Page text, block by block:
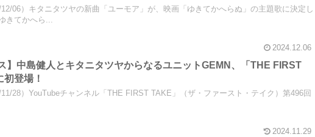
12/06）キタニタツヤの新曲「ユーモア」が、映画「ゆきてかへらぬ」の主題歌に決定し
きてかへら...
2024.12.06
】中島健人とキタニタツヤからなるユニットGEMN、「THE FIRST
登場！
11/28）YouTubeチャンネル「THE FIRST TAKE」（ザ・ファースト・テイク）第496回
2024.11.29